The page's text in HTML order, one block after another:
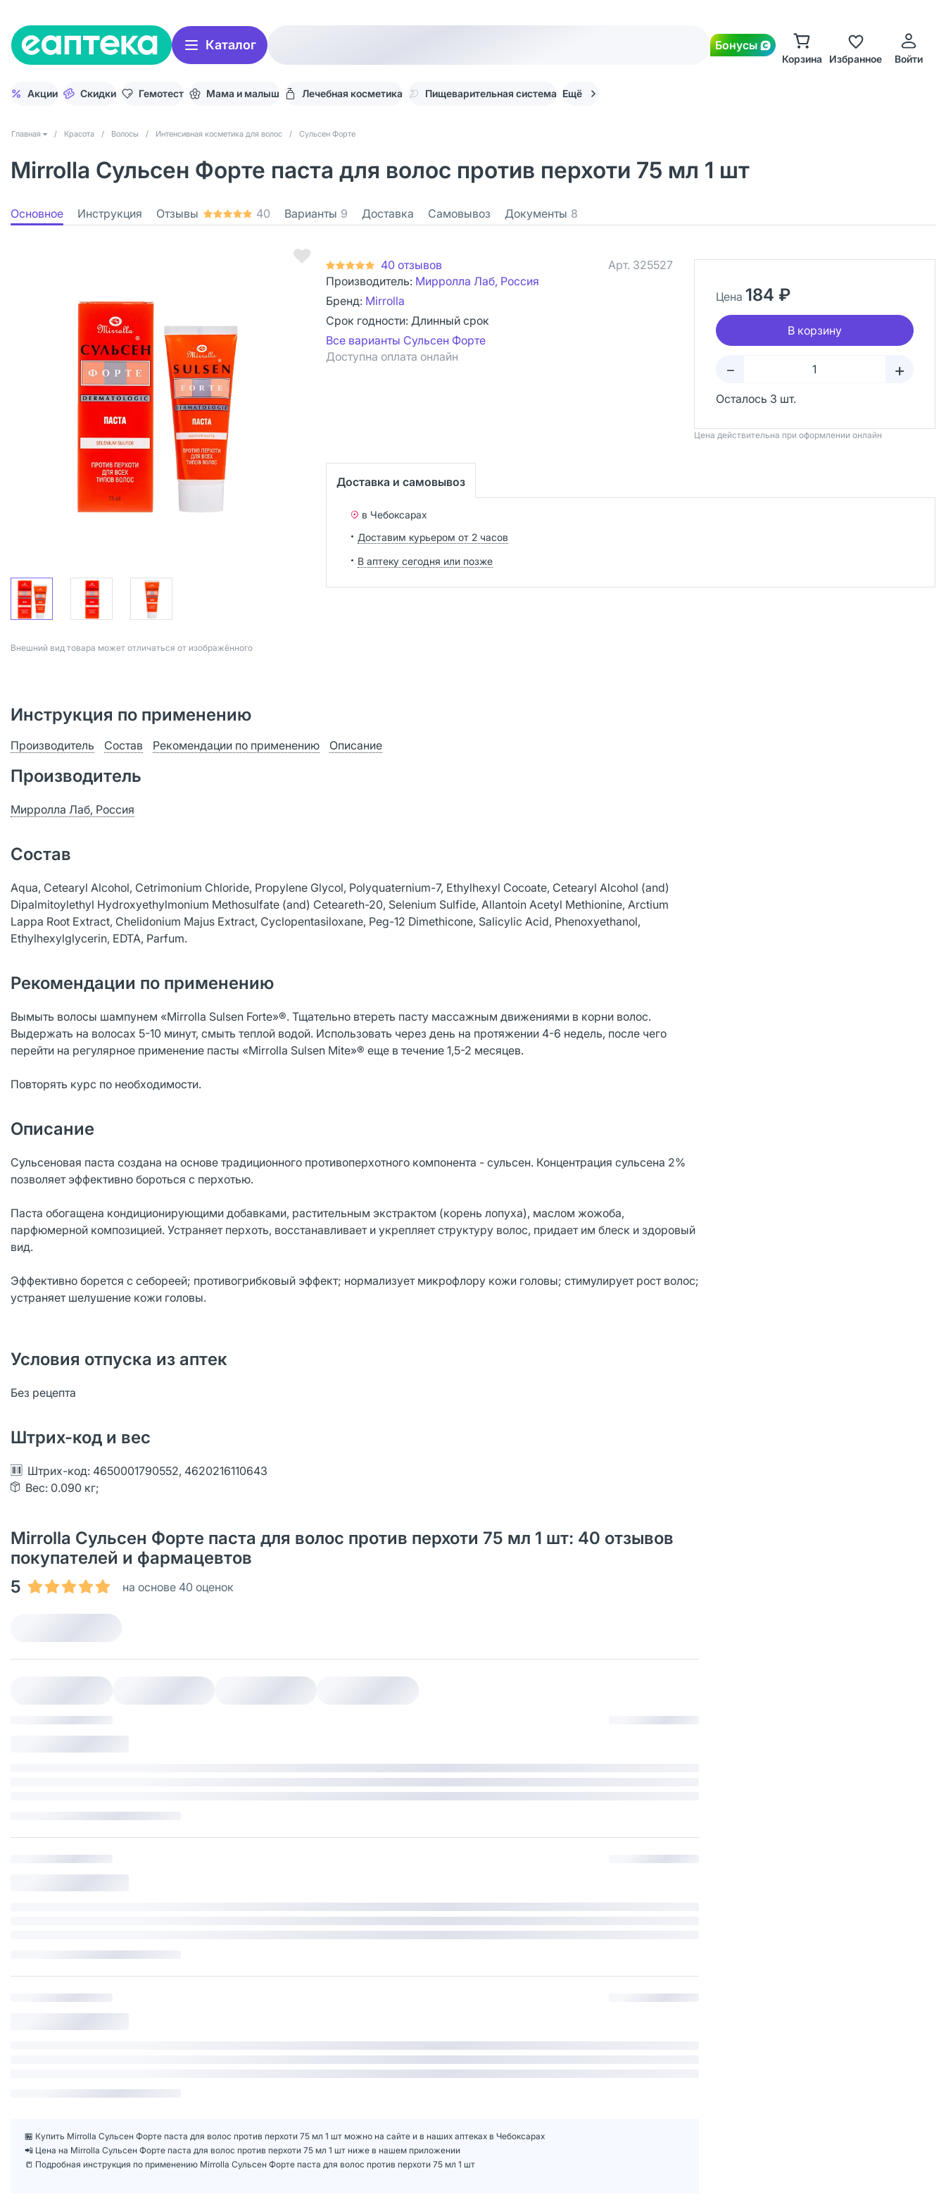
Каталог Бонусы
Корзина Избранное Войти
Акции Скидки Гемотест Мама и малыш Лечебная косметика Пищеварительная система Ещё
Главная / Красота / Волосы / Интенсивная косметика для волос / Сульсен Форте
Mirrolla Сульсен Форте паста для волос против перхоти 75 мл 1 шт
Основное Инструкция Отзывы 40 Варианты 9 Доставка Самовывоз Документы 8
Bнешний вид товара может отличаться от изображённого
40 отзывов Арт. 325527
Производитель: Мирролла Лаб, Россия
Бренд: Mirrolla
Срок годности: Длинный срок
Все варианты Сульсен Форте
Доступна оплата онлайн
Цена 184 ₽
В корзину
– +
Осталось 3 шт.
Цена действительна при оформлении онлайн
Доставка и самовывоз
в Чебоксарах
Доставим курьером от 2 часов
В аптеку сегодня или позже
Инструкция по применению
Производитель Состав Рекомендации по применению Описание
Производитель
Мирролла Лаб, Россия
Состав
Aqua, Cetearyl Alcohol, Cetrimonium Chloride, Propylene Glycol, Polyquaternium-7, Ethylhexyl Cocoate, Cetearyl Alcohol (and)
Dipalmitoylethyl Hydroxyethylmonium Methosulfate (and) Ceteareth-20, Selenium Sulfide, Allantoin Acetyl Methionine, Arctium
Lappa Root Extract, Chelidonium Majus Extract, Cyclopentasiloxane, Peg-12 Dimethicone, Salicylic Acid, Phenoxyethanol,
Ethylhexylglycerin, EDTA, Parfum.
Рекомендации по применению
Вымыть волосы шампунем «Mirrolla Sulsen Forte»®. Тщательно втереть пасту массажным движениями в корни волос.
Выдержать на волосах 5-10 минут, смыть теплой водой. Использовать через день на протяжении 4-6 недель, после чего
перейти на регулярное применение пасты «Mirrolla Sulsen Mite»® еще в течение 1,5-2 месяцев.
Повторять курс по необходимости.
Описание
Сульсеновая паста создана на основе традиционного противоперхотного компонента - сульсен. Концентрация сульсена 2%
позволяет эффективно бороться с перхотью.
Паста обогащена кондиционирующими добавками, растительным экстрактом (корень лопуха), маслом жожоба,
парфюмерной композицией. Устраняет перхоть, восстанавливает и укрепляет структуру волос, придает им блеск и здоровый
вид.
Эффективно борется с себореей; противогрибковый эффект; нормализует микрофлору кожи головы; стимулирует рост волос;
устраняет шелушение кожи головы.
Условия отпуска из аптек
Без рецепта
Штрих-код и вес
Штрих-код: 4650001790552, 4620216110643
Вес: 0.090 кг;
Mirrolla Сульсен Форте паста для волос против перхоти 75 мл 1 шт: 40 отзывов
покупателей и фармацевтов
5
на основе 40 оценок
🏪 Купить Mirrolla Сульсен Форте паста для волос против перхоти 75 мл 1 шт можно на сайте и в наших аптеках в Чебоксарах
📲 Цена на Mirrolla Сульсен Форте паста для волос против перхоти 75 мл 1 шт ниже в нашем приложении
📒 Подробная инструкция по применению Mirrolla Сульсен Форте паста для волос против перхоти 75 мл 1 шт